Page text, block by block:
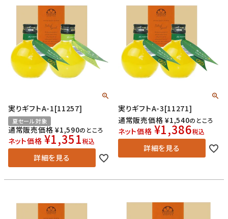
実りギフトA-1[11257]
夏セール対象
通常販売価格 ¥1,590のところ
ネット価格 ¥1,351税込
詳細を見る
実りギフトA-3[11271]
通常販売価格 ¥1,540のところ
ネット価格 ¥1,386税込
詳細を見る